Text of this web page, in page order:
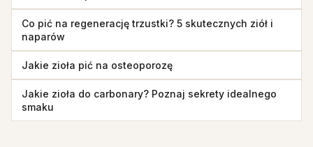
Co pić na regenerację trzustki? 5 skutecznych ziół i
naparów
Jakie zioła pić na osteoporozę
Jakie zioła do carbonary? Poznaj sekrety idealnego
smaku